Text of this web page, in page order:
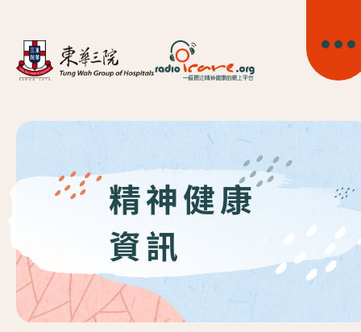
關於我們
精神健康資訊
精神健康
資訊